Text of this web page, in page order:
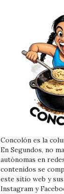
Concolón es la
En Segundos, no
autónomas en
contenidos se
este sitio web y
Instagram y